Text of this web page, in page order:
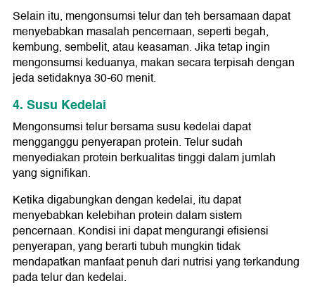
Selain itu, mengonsumsi telur dan teh bersamaan dapat
menyebabkan masalah pencernaan, seperti begah,
kembung, sembelit, atau keasaman. Jika tetap ingin
mengonsumsi keduanya, makan secara terpisah dengan
jeda setidaknya 30-60 menit.
4. Susu Kedelai
Mengonsumsi telur bersama susu kedelai dapat
mengganggu penyerapan protein. Telur sudah
menyediakan protein berkualitas tinggi dalam jumlah
yang signifikan.
Ketika digabungkan dengan kedelai, itu dapat
menyebabkan kelebihan protein dalam sistem
pencernaan. Kondisi ini dapat mengurangi efisiensi
penyerapan, yang berarti tubuh mungkin tidak
mendapatkan manfaat penuh dari nutrisi yang terkandung
pada telur dan kedelai.